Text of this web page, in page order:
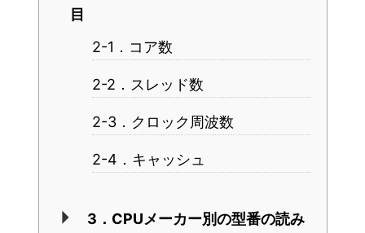
目
2-1．コア数
2-2．スレッド数
2-3．クロック周波数
2-4．キャッシュ
3．CPUメーカー別の型番の読み